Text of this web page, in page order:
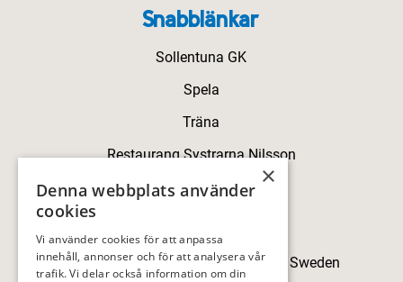
Snabblänkar
Sollentuna GK
Spela
Träna
Restaurang Systrarna Nilsson
Kontakt
Skillingegården, 192 77 Sollentuna, Sweden
×
Denna webbplats använder
cookies
Vi använder cookies för att anpassa
innehåll, annonser och för att analysera vår
trafik. Vi delar också information om din